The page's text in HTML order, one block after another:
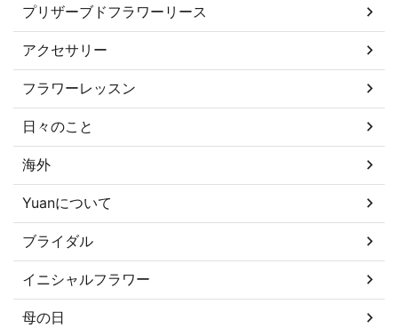
プリザーブドフラワーリース
アクセサリー
フラワーレッスン
日々のこと
海外
Yuanについて
ブライダル
イニシャルフラワー
母の日